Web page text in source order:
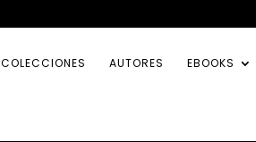
COLECCIONES AUTORES EBOOKS